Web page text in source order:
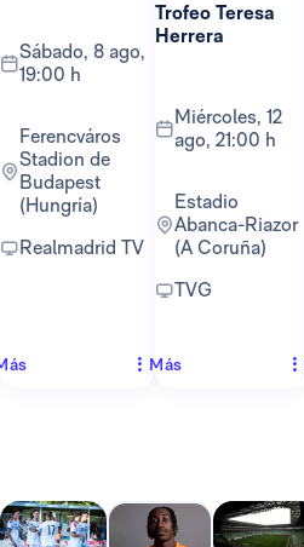
sábado, 8 ago,
19:00 h
Ferencváros
Stadion de
Budapest
(Hungría)
Realmadrid TV
Trofeo Teresa
Herrera
miércoles, 12
ago, 21:00 h
Estadio
Abanca-Riazor
(A Coruña)
TVG
Más